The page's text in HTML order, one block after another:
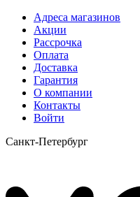
Адреса магазинов
Акции
Рассрочка
Оплата
Доставка
Гарантия
О компании
Контакты
Войти
Санкт-Петербург